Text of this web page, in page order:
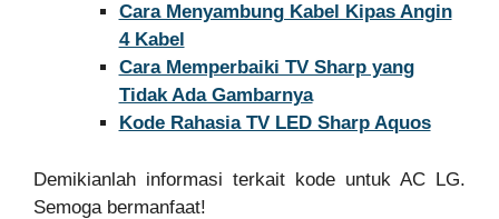
Cara Menyambung Kabel Kipas Angin
4 Kabel
Cara Memperbaiki TV Sharp yang
Tidak Ada Gambarnya
Kode Rahasia TV LED Sharp Aquos
Demikianlah informasi terkait kode untuk AC LG.
Semoga bermanfaat!